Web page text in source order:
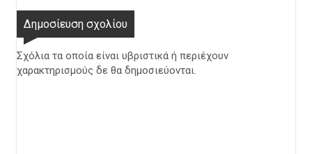
Δημοσίευση σχολίου
Σχόλια τα οποία είναι υβριστικά ή περιέχουν
χαρακτηρισμούς δε θα δημοσιεύονται.